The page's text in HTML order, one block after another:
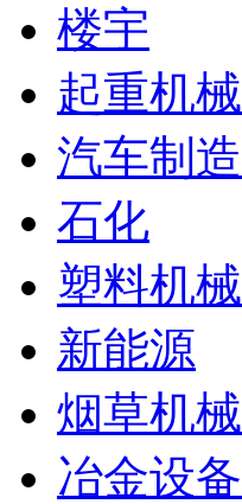
楼宇
起重机械
汽车制造
石化
塑料机械
新能源
烟草机械
冶金设备